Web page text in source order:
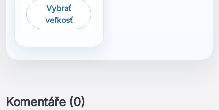
Vybrať
veľkosť
Komentáře (0)